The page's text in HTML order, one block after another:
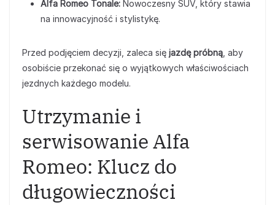
Alfa Romeo Tonale: Nowoczesny SUV, który stawia
na innowacyjność i stylistykę.
Przed podjęciem decyzji, zaleca się jazdę próbną , aby
osobiście przekonać się o wyjątkowych właściwościach
jezdnych każdego modelu.
Utrzymanie i
serwisowanie Alfa
Romeo: Klucz do
długowieczności